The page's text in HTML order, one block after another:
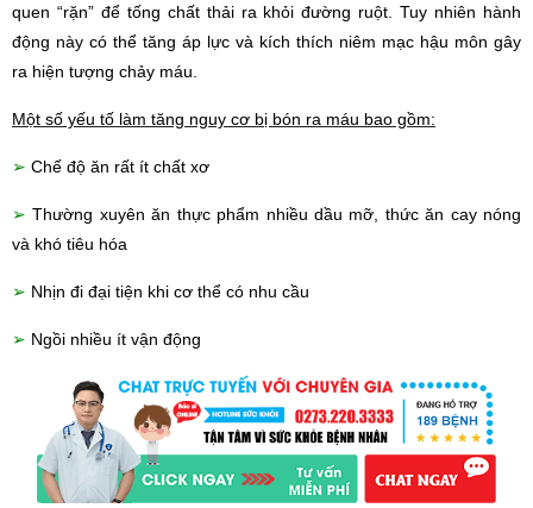
quen “rặn” để tống chất thải ra khỏi đường ruột. Tuy nhiên hành
động này có thể tăng áp lực và kích thích niêm mạc hậu môn gây
ra hiện tượng chảy máu.
Một số yếu tố làm tăng nguy cơ bị bón ra máu bao gồm:
➢ Chế độ ăn rất ít chất xơ
➢Thường xuyên ăn thực phẩm nhiều dầu mỡ, thức ăn cay nóng
và khó tiêu hóa
➢ Nhịn đi đại tiện khi cơ thể có nhu cầu
➢ Ngồi nhiều ít vận động